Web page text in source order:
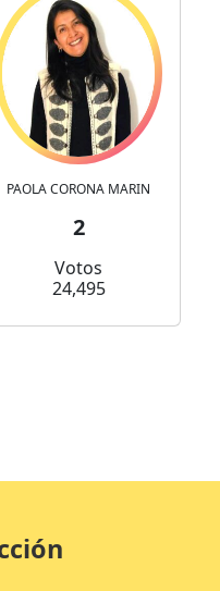
PAOLA CORONA MARIN
2
Votos
24,495